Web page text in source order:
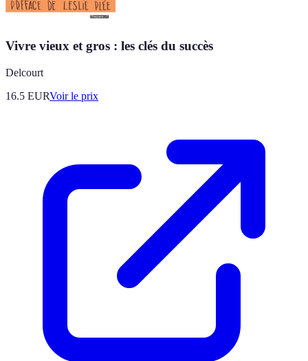
Vivre vieux et gros : les clés du succès
Delcourt
16.5 EURVoir le prix